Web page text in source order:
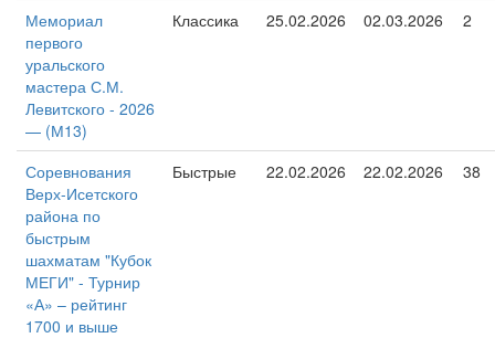
Мемориал
первого
уральского
мастера С.М.
Левитского - 2026
— (М13)
Классика 25.02.2026 02.03.2026 2
Соревнования
Верх-Исетского
района по
быстрым
шахматам "Кубок
МЕГИ" - Турнир
«А» – рейтинг
1700 и выше
Быстрые 22.02.2026 22.02.2026 38